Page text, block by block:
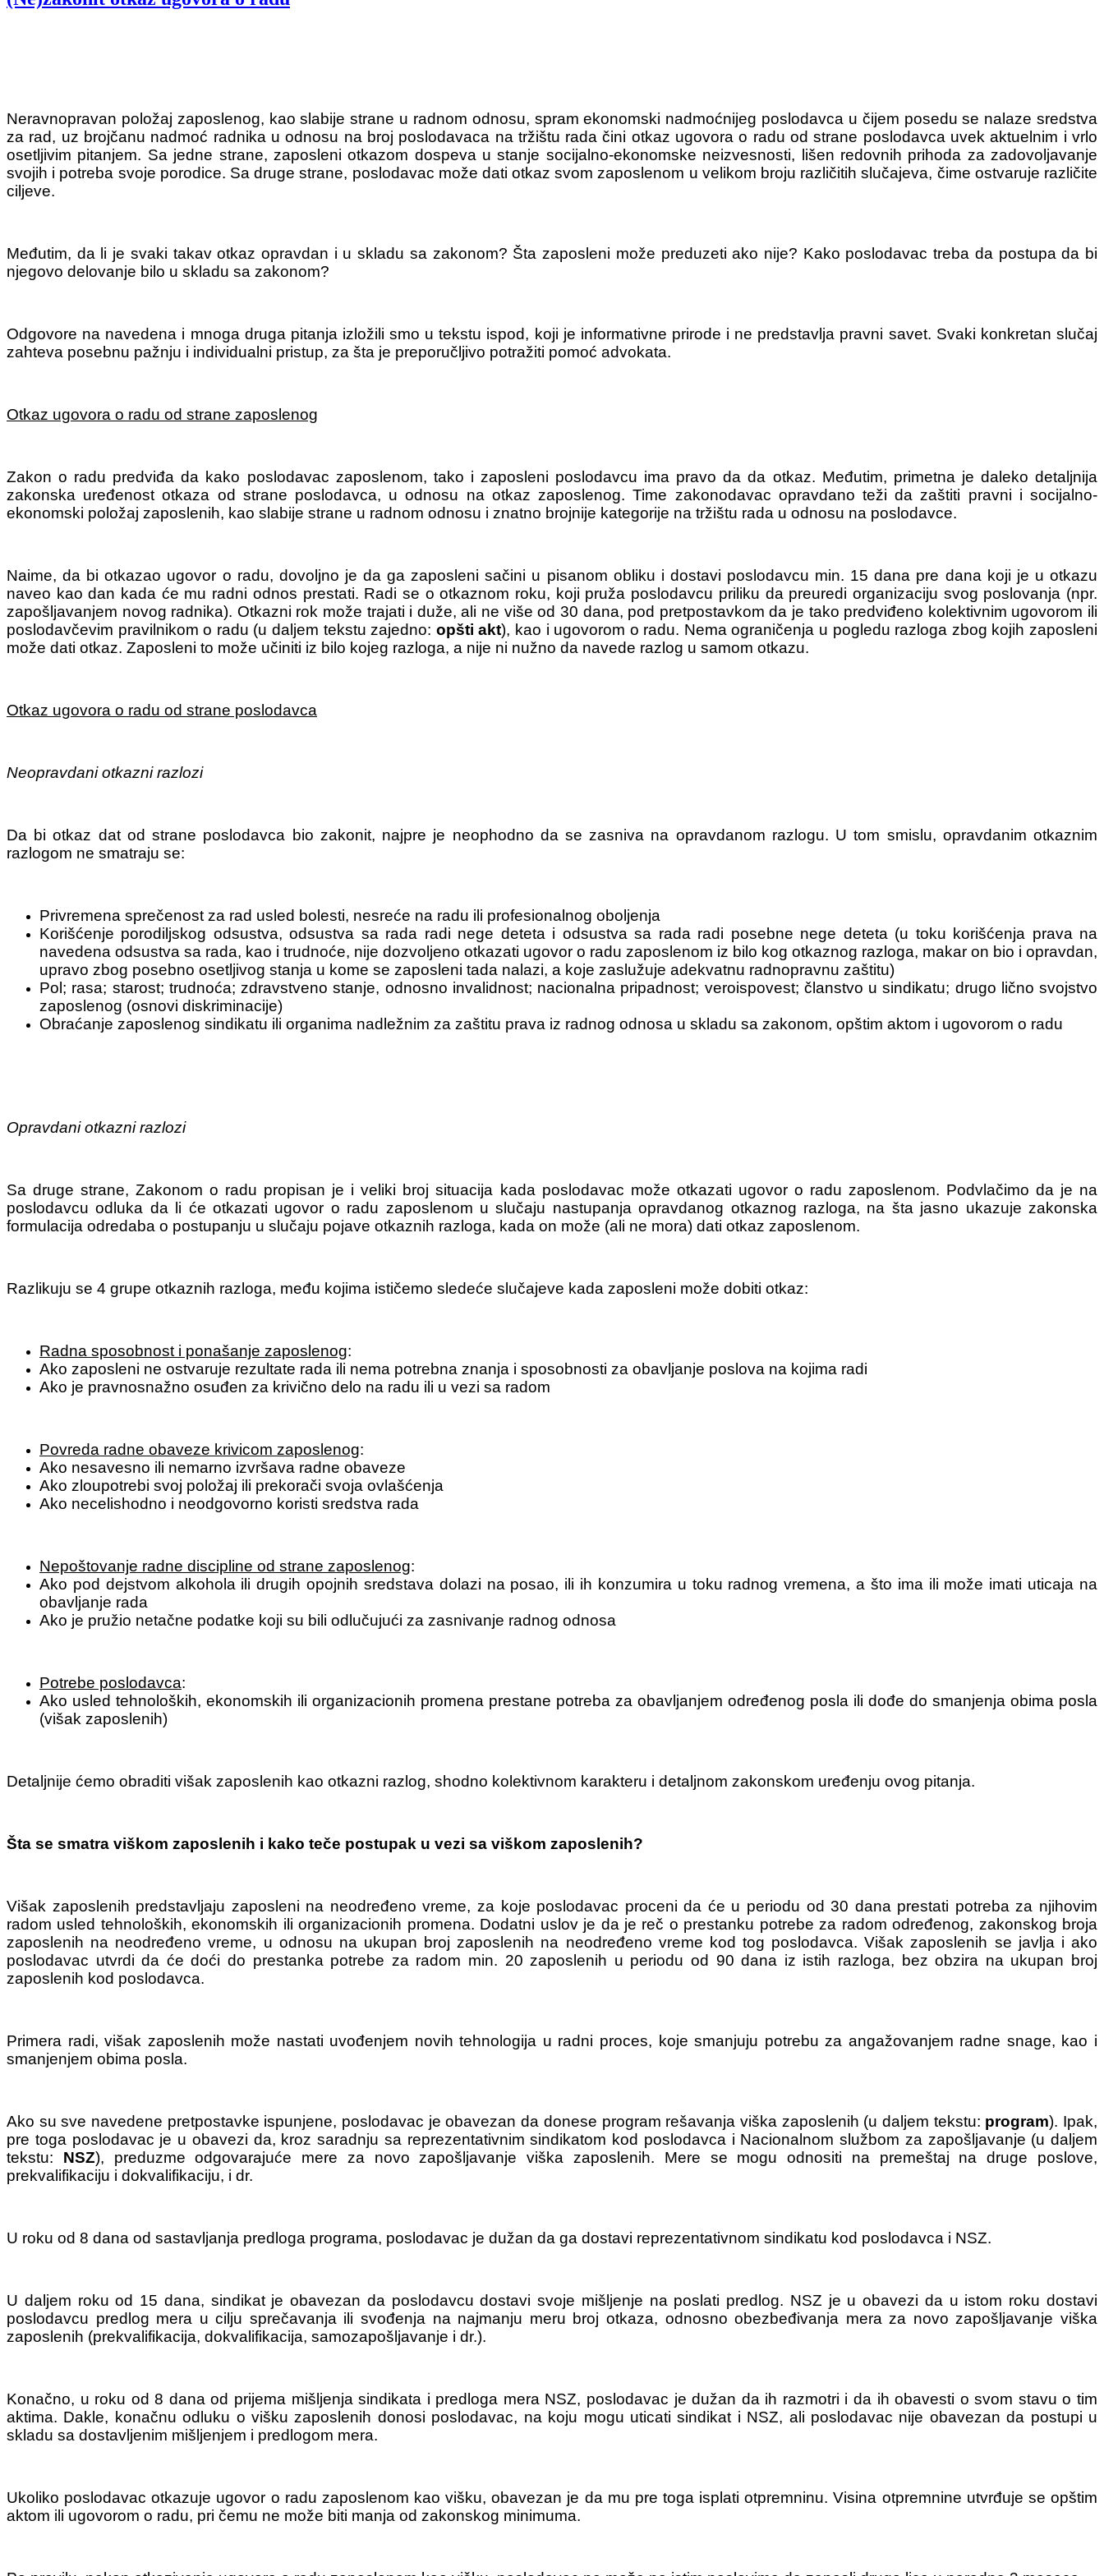
Neravnopravan položaj zaposlenog, kao slabije strane u radnom odnosu, spram ekonomski nadmoćnijeg poslodavca u čijem posedu se nalaze sredstva
za rad, uz brojčanu nadmoć radnika u odnosu na broj poslodavaca na tržištu rada čini otkaz ugovora o radu od strane poslodavca uvek aktuelnim i vrlo
osetljivim pitanjem. Sa jedne strane, zaposleni otkazom dospeva u stanje socijalno-ekonomske neizvesnosti, lišen redovnih prihoda za zadovoljavanje
svojih i potreba svoje porodice. Sa druge strane, poslodavac može dati otkaz svom zaposlenom u velikom broju različitih slučajeva, čime ostvaruje različite
ciljeve.
Međutim, da li je svaki takav otkaz opravdan i u skladu sa zakonom? Šta zaposleni može preduzeti ako nije? Kako poslodavac treba da postupa da bi
njegovo delovanje bilo u skladu sa zakonom?
Odgovore na navedena i mnoga druga pitanja izložili smo u tekstu ispod, koji je informativne prirode i ne predstavlja pravni savet. Svaki konkretan slučaj
zahteva posebnu pažnju i individualni pristup, za šta je preporučljivo potražiti pomoć advokata.
Otkaz ugovora o radu od strane zaposlenog
Zakon o radu predviđa da kako poslodavac zaposlenom, tako i zaposleni poslodavcu ima pravo da da otkaz. Međutim, primetna je daleko detaljnija
zakonska uređenost otkaza od strane poslodavca, u odnosu na otkaz zaposlenog. Time zakonodavac opravdano teži da zaštiti pravni i socijalno-
ekonomski položaj zaposlenih, kao slabije strane u radnom odnosu i znatno brojnije kategorije na tržištu rada u odnosu na poslodavce.
Naime, da bi otkazao ugovor o radu, dovoljno je da ga zaposleni sačini u pisanom obliku i dostavi poslodavcu min. 15 dana pre dana koji je u otkazu
naveo kao dan kada će mu radni odnos prestati. Radi se o otkaznom roku, koji pruža poslodavcu priliku da preuredi organizaciju svog poslovanja (npr.
zapošljavanjem novog radnika). Otkazni rok može trajati i duže, ali ne više od 30 dana, pod pretpostavkom da je tako predviđeno kolektivnim ugovorom ili
poslodavčevim pravilnikom o radu (u daljem tekstu zajedno: opšti akt), kao i ugovorom o radu. Nema ograničenja u pogledu razloga zbog kojih zaposleni
može dati otkaz. Zaposleni to može učiniti iz bilo kojeg razloga, a nije ni nužno da navede razlog u samom otkazu.
Otkaz ugovora o radu od strane poslodavca
Neopravdani otkazni razlozi
Da bi otkaz dat od strane poslodavca bio zakonit, najpre je neophodno da se zasniva na opravdanom razlogu. U tom smislu, opravdanim otkaznim
razlogom ne smatraju se:
Privremena sprečenost za rad usled bolesti, nesreće na radu ili profesionalnog oboljenja
Korišćenje porodiljskog odsustva, odsustva sa rada radi nege deteta i odsustva sa rada radi posebne nege deteta (u toku korišćenja prava na
navedena odsustva sa rada, kao i trudnoće, nije dozvoljeno otkazati ugovor o radu zaposlenom iz bilo kog otkaznog razloga, makar on bio i opravdan,
upravo zbog posebno osetljivog stanja u kome se zaposleni tada nalazi, a koje zaslužuje adekvatnu radnopravnu zaštitu)
Pol; rasa; starost; trudnoća; zdravstveno stanje, odnosno invalidnost; nacionalna pripadnost; veroispovest; članstvo u sindikatu; drugo lično svojstvo
zaposlenog (osnovi diskriminacije)
Obraćanje zaposlenog sindikatu ili organima nadležnim za zaštitu prava iz radnog odnosa u skladu sa zakonom, opštim aktom i ugovorom o radu
Opravdani otkazni razlozi
Sa druge strane, Zakonom o radu propisan je i veliki broj situacija kada poslodavac može otkazati ugovor o radu zaposlenom. Podvlačimo da je na
poslodavcu odluka da li će otkazati ugovor o radu zaposlenom u slučaju nastupanja opravdanog otkaznog razloga, na šta jasno ukazuje zakonska
formulacija odredaba o postupanju u slučaju pojave otkaznih razloga, kada on može (ali ne mora) dati otkaz zaposlenom.
Razlikuju se 4 grupe otkaznih razloga, među kojima ističemo sledeće slučajeve kada zaposleni može dobiti otkaz:
Radna sposobnost i ponašanje zaposlenog:
Ako zaposleni ne ostvaruje rezultate rada ili nema potrebna znanja i sposobnosti za obavljanje poslova na kojima radi
Ako je pravnosnažno osuđen za krivično delo na radu ili u vezi sa radom
Povreda radne obaveze krivicom zaposlenog:
Ako nesavesno ili nemarno izvršava radne obaveze
Ako zloupotrebi svoj položaj ili prekorači svoja ovlašćenja
Ako necelishodno i neodgovorno koristi sredstva rada
Nepoštovanje radne discipline od strane zaposlenog:
Ako pod dejstvom alkohola ili drugih opojnih sredstava dolazi na posao, ili ih konzumira u toku radnog vremena, a što ima ili može imati uticaja na
obavljanje rada
Ako je pružio netačne podatke koji su bili odlučujući za zasnivanje radnog odnosa
Potrebe poslodavca:
Ako usled tehnoloških, ekonomskih ili organizacionih promena prestane potreba za obavljanjem određenog posla ili dođe do smanjenja obima posla
(višak zaposlenih)
Detaljnije ćemo obraditi višak zaposlenih kao otkazni razlog, shodno kolektivnom karakteru i detaljnom zakonskom uređenju ovog pitanja.
Šta se smatra viškom zaposlenih i kako teče postupak u vezi sa viškom zaposlenih?
Višak zaposlenih predstavljaju zaposleni na neodređeno vreme, za koje poslodavac proceni da će u periodu od 30 dana prestati potreba za njihovim
radom usled tehnoloških, ekonomskih ili organizacionih promena. Dodatni uslov je da je reč o prestanku potrebe za radom određenog, zakonskog broja
zaposlenih na neodređeno vreme, u odnosu na ukupan broj zaposlenih na neodređeno vreme kod tog poslodavca. Višak zaposlenih se javlja i ako
poslodavac utvrdi da će doći do prestanka potrebe za radom min. 20 zaposlenih u periodu od 90 dana iz istih razloga, bez obzira na ukupan broj
zaposlenih kod poslodavca.
Primera radi, višak zaposlenih može nastati uvođenjem novih tehnologija u radni proces, koje smanjuju potrebu za angažovanjem radne snage, kao i
smanjenjem obima posla.
Ako su sve navedene pretpostavke ispunjene, poslodavac je obavezan da donese program rešavanja viška zaposlenih (u daljem tekstu: program). Ipak,
pre toga poslodavac je u obavezi da, kroz saradnju sa reprezentativnim sindikatom kod poslodavca i Nacionalnom službom za zapošljavanje (u daljem
tekstu: NSZ), preduzme odgovarajuće mere za novo zapošljavanje viška zaposlenih. Mere se mogu odnositi na premeštaj na druge poslove,
prekvalifikaciju i dokvalifikaciju, i dr.
U roku od 8 dana od sastavljanja predloga programa, poslodavac je dužan da ga dostavi reprezentativnom sindikatu kod poslodavca i NSZ.
U daljem roku od 15 dana, sindikat je obavezan da poslodavcu dostavi svoje mišljenje na poslati predlog. NSZ je u obavezi da u istom roku dostavi
poslodavcu predlog mera u cilju sprečavanja ili svođenja na najmanju meru broj otkaza, odnosno obezbeđivanja mera za novo zapošljavanje viška
zaposlenih (prekvalifikacija, dokvalifikacija, samozapošljavanje i dr.).
Konačno, u roku od 8 dana od prijema mišljenja sindikata i predloga mera NSZ, poslodavac je dužan da ih razmotri i da ih obavesti o svom stavu o tim
aktima. Dakle, konačnu odluku o višku zaposlenih donosi poslodavac, na koju mogu uticati sindikat i NSZ, ali poslodavac nije obavezan da postupi u
skladu sa dostavljenim mišljenjem i predlogom mera.
Ukoliko poslodavac otkazuje ugovor o radu zaposlenom kao višku, obavezan je da mu pre toga isplati otpremninu. Visina otpremnine utvrđuje se opštim
aktom ili ugovorom o radu, pri čemu ne može biti manja od zakonskog minimuma.